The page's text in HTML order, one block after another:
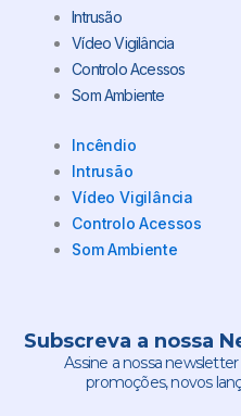
Intrusão
Vídeo Vigilância
Controlo Acessos
Som Ambiente
Incêndio
Intrusão
Vídeo Vigilância
Controlo Acessos
Som Ambiente
Subscreva a nossa
Assine a nossa
promoções, novos